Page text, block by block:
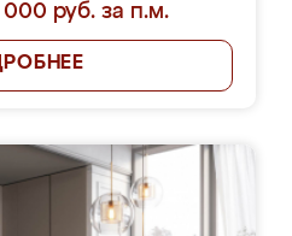
руб. за п.м.